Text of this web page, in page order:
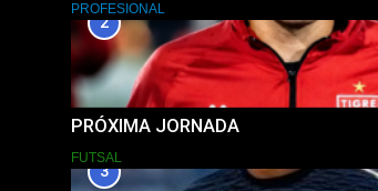
PROFESIONAL
2
PRÓXIMA JORNADA
FUTSAL
3